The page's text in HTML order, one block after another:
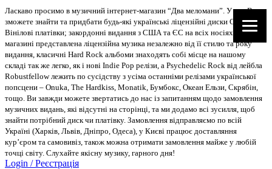
Ласкаво просимо в музичний інтернет-магазин “Два меломани”. У нас Ви
зможете знайти та придбати будь-які українські ліцензійні диски CD, DVD,
Вінілові платівки; закордонні видання з США та ЄС на всіх носіях. В
магазині представлена ліцензійна музика незалежно від її стилю та року
видання, класичні Hard Rock альбоми знаходять собі місце на нашому
складі так же легко, як і нові Indie Pop релізи, а Psychedelic Rock від лейбла
Robustfellow лежить по сусідству з усіма останніми релізами української
попсцени – Onuka, The Hardkiss, Monatik, Бумбокс, Океан Ельзи, Скрябін,
тощо. Ви завжди можете звертатись до нас із запитанням щодо замовлення
музичних видань, які відсутні на сторінці, та ми додамо всі зусилля, щоб
знайти потрібний диск чи платівку. Замовлення відправляємо по всій
Україні (Харків, Львів, Дніпро, Одеса), у Києві працює доставляння
кур’єром та самовивіз, також можна отримати замовлення майже у любій
точці світу. Слухайте якісну музику, гарного дня!
Login /Реєстрація